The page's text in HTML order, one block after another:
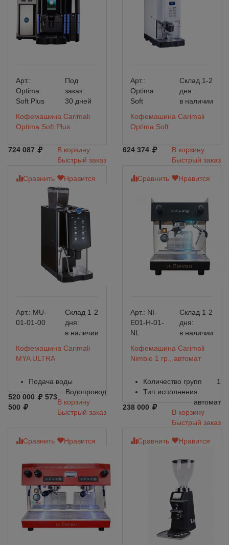
Арт.:
Optima
Soft Plus
Под
заказ:
30 дней
Кофемашина Carimali
Optima Soft Plus
724 087
В корзину
Быстрый заказ
Арт.:
Optima
Soft
Склад 1-2
дня:
в наличии
Кофемашина Carimali
Optima Soft
624 374
В корзину
Быстрый заказ
Сравнить Нравится
Арт.: MU-
01-01-00
Склад 1-2
дня:
в наличии
Кофемашина Carimali
MYA ULTRA
Подача воды
Водопровод
520 000
573
500
В корзину
Быстрый заказ
Сравнить Нравится
Арт.: NI-
E01-H-01-
NL
Склад 1-2
дня:
в наличии
Кофемашина Carimali
Nimble 1 гр., автомат
Количество групп
1
Тип исполнения
автомат
238 000
В корзину
Быстрый заказ
Сравнить Нравится Сравнить Нравится